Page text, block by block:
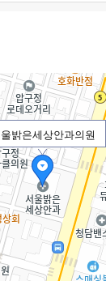
밝은세상안과의원